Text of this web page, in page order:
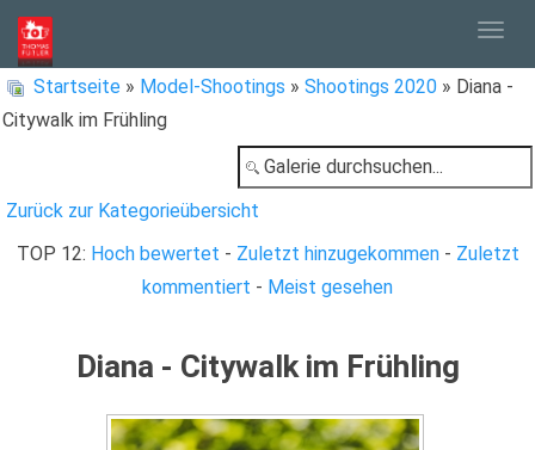
Startseite » Model-Shootings » Shootings 2020 » Diana -
Citywalk im Frühling
Zurück zur Kategorieübersicht
TOP 12: Hoch bewertet - Zuletzt hinzugekommen- Zuletzt
kommentiert - Meist gesehen
Diana - Citywalk im Frühling